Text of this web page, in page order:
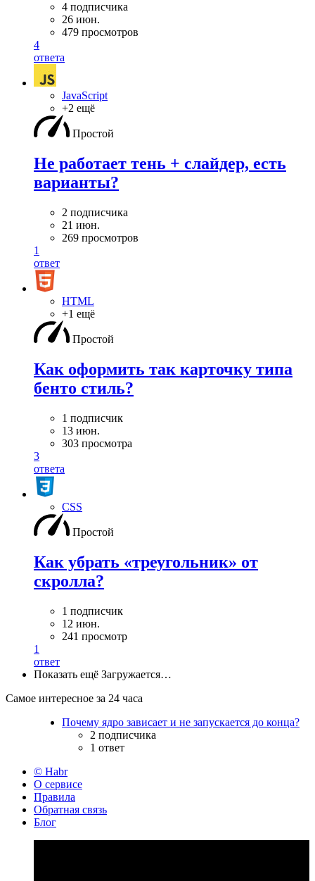
4 подписчика
26 июн.
479 просмотров
4
ответа
JavaScript
+2 ещё
Простой
Не работает тень + слайдер, есть
варианты?
2 подписчика
21 июн.
269 просмотров
1
ответ
HTML
+1 ещё
Простой
Как оформить так карточку типа
бенто стиль?
1 подписчик
13 июн.
303 просмотра
3
ответа
CSS
Простой
Как убрать «треугольник» от
скролла?
1 подписчик
12 июн.
241 просмотр
1
ответ
Показать ещё Загружается…
Самое интересное за 24 часа
Почему ядро зависает и не запускается до конца?
2 подписчика
1 ответ
© Habr
О сервисе
Правила
Обратная связь
Блог